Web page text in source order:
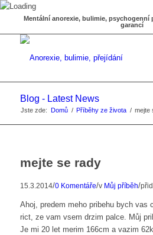
Mentální anorexie, bulimie,
garancí
Blog - Latest News
Jste zde: Domů / Příběhy ze života / mejte
mejte se rady
15.3.2014/0 Komentáře/v Můj příběh/
Ahoj, predem meho pribehu bych vas
rict, ze vam vsem drzim palce. Můj
Je mi 20 let merim 166cm a vazim